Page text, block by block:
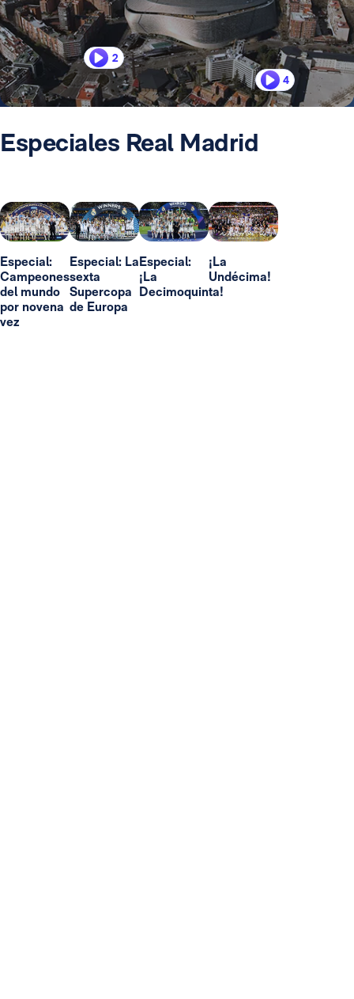
2
4
Especiales Real Madrid
Especial:
Campeones
del mundo
por novena
vez
Especial: La
sexta
Supercopa
de Europa
Especial:
¡La
Decimoquinta!
¡La
Undécima!